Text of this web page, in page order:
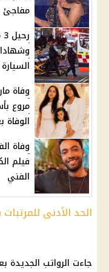
مفاجئ
وفاة
مروع
وفاة
فيلم
الفني
الحد الأدنى
جاءت الرواتب الجديدة